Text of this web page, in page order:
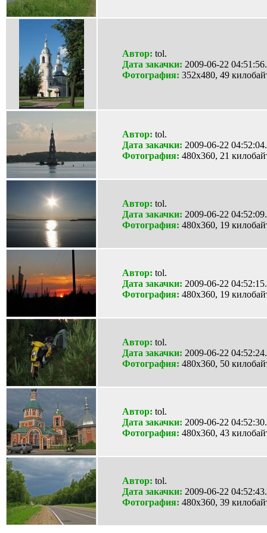
Автор: tol.
Дата закачки: 2009-06-22 04:51:56.
Фотография: 352x480, 49
Автор: tol.
Дата закачки: 2009-06-22 04:52:04.
Фотография: 480x360, 21
Автор: tol.
Дата закачки: 2009-06-22 04:52:09.
Фотография: 480x360, 19
Автор: tol.
Дата закачки: 2009-06-22 04:52:15.
Фотография: 480x360, 19
Автор: tol.
Дата закачки: 2009-06-22 04:52:24.
Фотография: 480x360, 50
Автор: tol.
Дата закачки: 2009-06-22 04:52:30.
Фотография: 480x360, 43
Автор: tol.
Дата закачки: 2009-06-22 04:52:43.
Фотография: 480x360, 39